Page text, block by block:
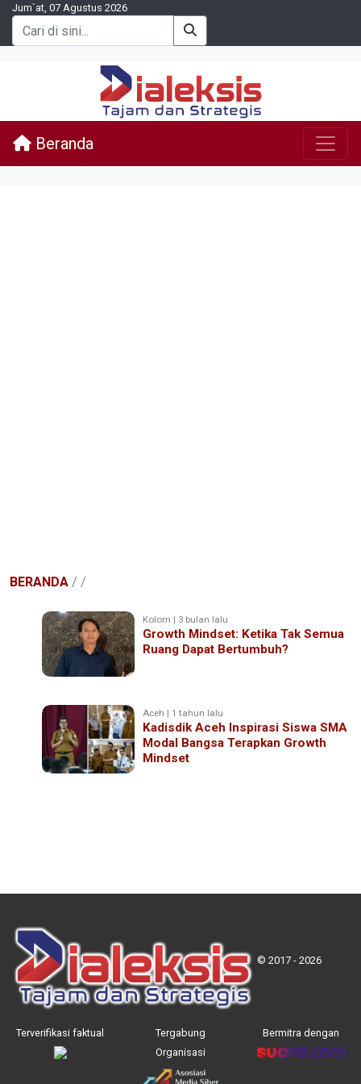
Jum`at, 07 Agustus 2026
Beranda
BERANDA / /
Kolom | 3 bulan lalu
Growth Mindset: Ketika Tak Semua
Ruang Dapat Bertumbuh?
Aceh | 1 tahun lalu
Kadisdik Aceh Inspirasi Siswa SMA
Modal Bangsa Terapkan Growth
Mindset
© 2017 - 2026
Terverifikasi faktual
Tergabung
Organisasi
Bermitra dengan